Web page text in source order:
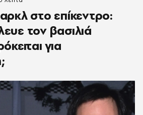
στο επίκεντρο:
τον βασιλιά
για